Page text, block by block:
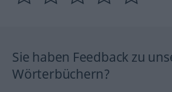
Sie haben Feedback zu
Wörterbüchern?